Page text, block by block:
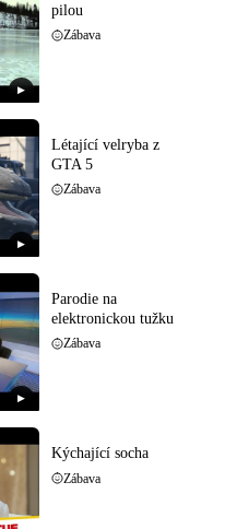
▶
pilou
Zábava
▶
Létající velryba z
GTA 5
Zábava
▶
Parodie na
elektronickou tužku
Zábava
Kýchající socha
Zábava